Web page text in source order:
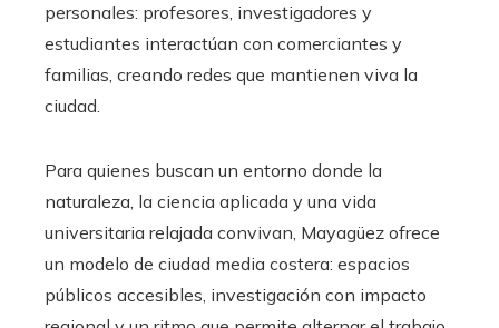
personales: profesores, investigadores y
estudiantes interactúan con comerciantes y
familias, creando redes que mantienen viva la
ciudad.
Para quienes buscan un entorno donde la
naturaleza, la ciencia aplicada y una vida
universitaria relajada convivan, Mayagüez ofrece
un modelo de ciudad media costera: espacios
públicos accesibles, investigación con impacto